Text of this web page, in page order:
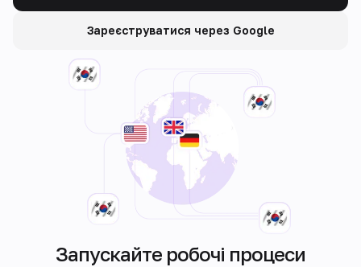
Зареєструватися через Google
Запускайте робочі процеси